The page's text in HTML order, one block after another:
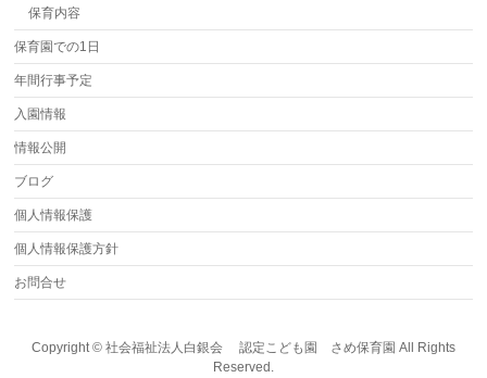
保育内容
保育園での1日
年間行事予定
入園情報
情報公開
ブログ
個人情報保護
個人情報保護方針
お問合せ
Copyright © 社会福祉法人白銀会 認定こども園 さめ保育園 All Rights
Reserved.